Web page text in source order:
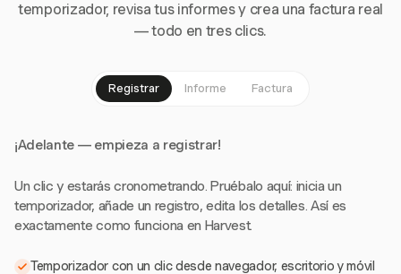
temporizador, revisa tus informes y crea una factura real
— todo en tres clics.
Registrar Informe Factura
¡Adelante — empieza a registrar!
Un clic y estarás cronometrando. Pruébalo aquí: inicia un
temporizador, añade un registro, edita los detalles. Así es
exactamente como funciona en Harvest.
Temporizador con un clic desde navegador, escritorio y móvil